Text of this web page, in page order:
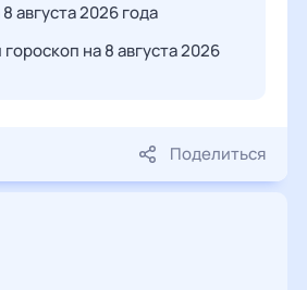
августа 2026 года
на 8 августа 2026
Поделиться